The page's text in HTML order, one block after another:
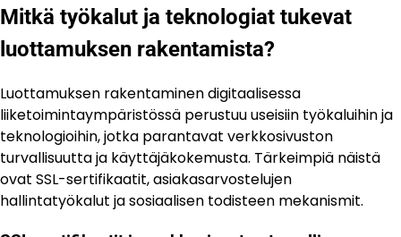
Mitkä työkalut ja teknologiat tukevat
luottamuksen rakentamista?
Luottamuksen rakentaminen digitaalisessa
liiketoimintaympäristössä perustuu useisiin työkaluihin ja
teknologioihin, jotka parantavat verkkosivuston
turvallisuutta ja käyttäjäkokemusta. Tärkeimpiä näistä
ovat SSL-sertifikaatit, asiakasarvostelujen
hallintatyökalut ja sosiaalisen todisteen mekanismit.